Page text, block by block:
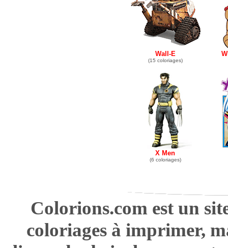
Wall-E
(15 coloriages)
X Men
(6 coloriages)
Colorions.com est un
coloriages à imprimer,